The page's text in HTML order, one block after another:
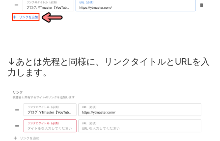
↓あとは先程と同様に、リンクタイトルとURLを入
力します。